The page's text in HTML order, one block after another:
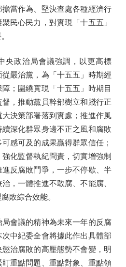
當作為、堅決查處各種經濟行
民心民力，對實現「十五五」
政治局會議強調，以更高標
嚴治黨，為「十五五」時期經
；圍繞實現「十五五」時期目
，推動黨員幹部樹立和踐行正
決策部署落到實處；推進作風
深化群眾身邊不正之風和腐敗
感可及的成果贏得群眾信任；
化監督執紀問責，切實增強制
反腐敗鬥爭，一步不停歇、半
，一體推進不敢腐、不能腐、
敗綜合效能。
會議的精神為未來一年的反腐
中紀委全會將據此作出具體部
治腐敗的高壓態勢不會變，明
重點問題、重點對象、重點領